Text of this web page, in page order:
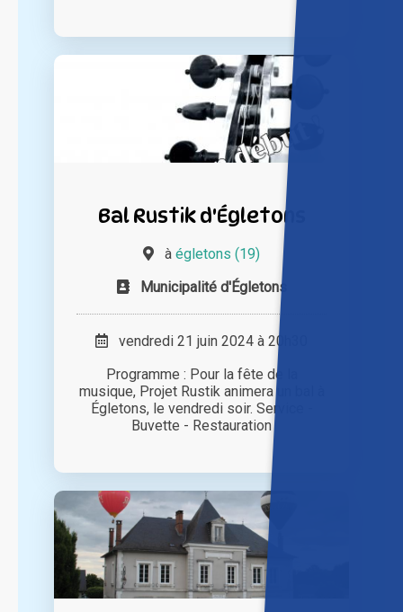
Bal Rustik d'Égletons
à égletons (19)
Municipalité d'Égletons
vendredi 21 juin 2024 à 20h30
Programme : Pour la fête de la
musique, Projet Rustik animera un bal à
Égletons, le vendredi soir. Service -
Buvette - Restauration